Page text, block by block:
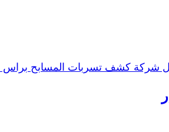
شركة كشف تسربات المسابح براس